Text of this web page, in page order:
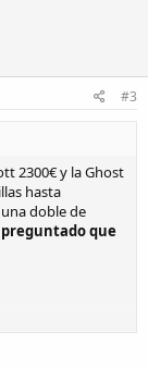
#3
2300€ y la Ghost
hasta
doble de
que